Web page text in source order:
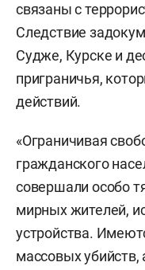
связаны с
Следствие
Судже, Курске и
приграничья,
действий.
«Ограничивая
гражданского
совершали особо
мирных жителей,
устройства.
массовых